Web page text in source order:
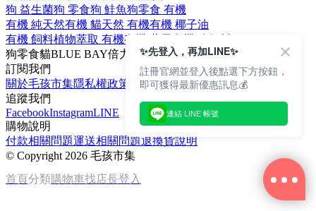
狗 益生菌狗 零食狗 鮭魚狗零食 有機
有機 純天然有機 貓天然 有機有機 椰子油
有機 飼料植物萃取 有機有機 蔬果
狗零食貓BLUE BAY倍力
椰子油
訂閱我們
關於毛孩市集隱私權政策
文章
追蹤我們
FacebookInstagramLINE
購物說明
付款相關問題運送相關問題退換貨說明
© Copyright 2026 毛孩市集
首頁分類購物車找店長登入
✨先登入，再加LINE✨
註冊官網並登入後點選下方按鈕，
即可獲得最新優惠訊息💰
連結 LINE 帳號